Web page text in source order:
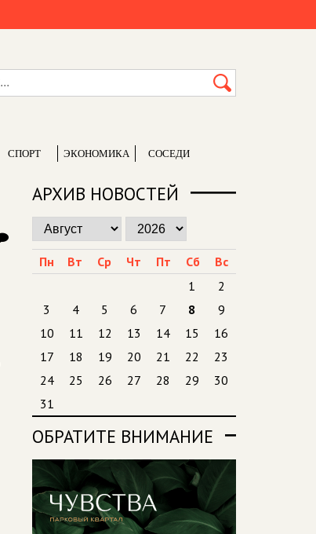
СПОРТ ЭКОНОМИКА СОСЕДИ
АРХИВ НОВОСТЕЙ
Пн Вт Ср Чт Пт Сб
Вс
1
2
3
4 5 6 7 8
9
10
11 12 13 14 15
16
17
18 19 20 21 22
23
24
25 26 27 28 29
30
31
ОБРАТИТЕ ВНИМАНИЕ